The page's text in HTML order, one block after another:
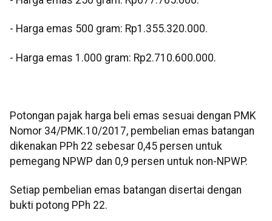
‎- ⁠Harga emas 500 gram: Rp1.355.320.000.
‎- ⁠Harga emas 1.000 gram: Rp2.710.600.000.
‎Potongan pajak harga beli emas sesuai dengan PMK
Nomor 34/PMK.10/2017, pembelian emas batangan
dikenakan PPh 22 sebesar 0,45 persen untuk
pemegang NPWP dan 0,9 persen untuk non-NPWP.
‎Setiap pembelian emas batangan disertai dengan
bukti potong PPh 22.